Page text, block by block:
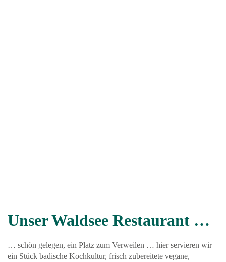
Unser Waldsee Restaurant …
… schön gelegen, ein Platz zum Verweilen … hier servieren wir
ein Stück badische Kochkultur, frisch zubereitete vegane,